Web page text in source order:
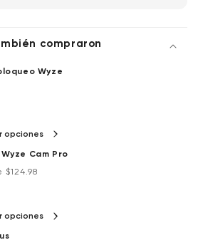
auto renews at $2.99/month/cam after
cancel anytime. Plan is not
compraron
Wyze
oferta
opciones
Cam Pro
oferta
opciones